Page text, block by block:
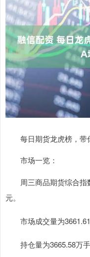
每日期货龙虎榜，带
市场一览：
周三商品期货综合指
元。
市场成交量为3661.61
持仓量为3665.58万手